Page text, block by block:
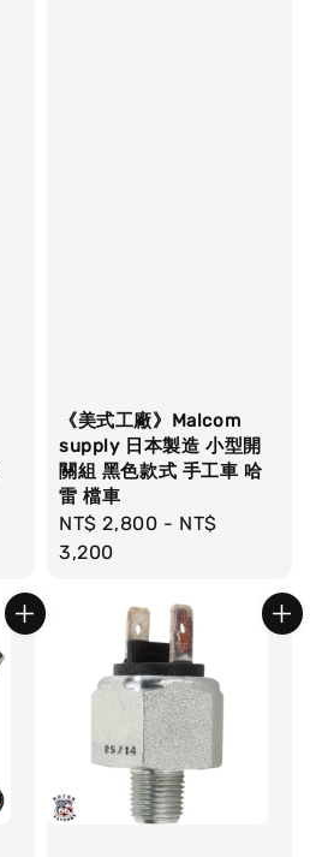
《美式工廠》Malcom
supply 日本製造 小型開
關組 黑色款式 手工車 哈
雷 檔車
Regular
price
NT$ 2,800 - NT$
3,200